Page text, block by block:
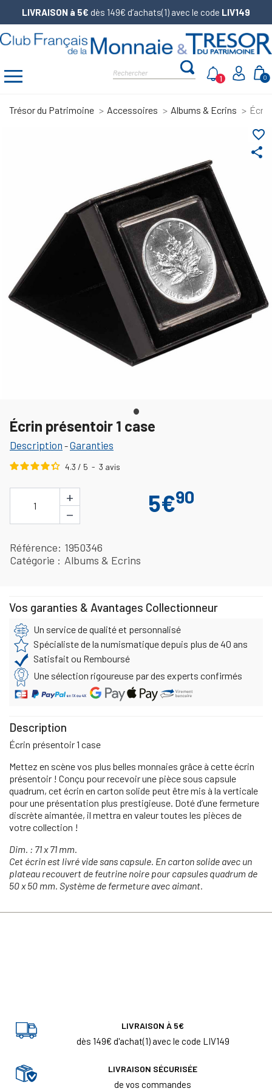
LIVRAISON à 5€ dès 149€ d’achats(1) avec le code LIV149
0
1
Trésor du Patrimoine Accessoires Albums & Ecrins
share
favorite_border
Écrin présentoir 1 case
Description -Garanties
4.3 / 5 - 3 avis
1
+
−
5€90
Référence 1950346
Catégorie
Albums & Ecrins
Vos garanties & Avantages Collectionneur
Un service de qualité et personnalisé
Spécialiste de la numismatique depuis plus de 40 ans
Satisfait ou Remboursé
Une sélection rigoureuse par des experts confirmés
Description
Écrin présentoir 1 case
Mettez en scène vos plus belles monnaies grâce à cette écrin
présentoir ! Conçu pour recevoir une pièce sous capsule
quadrum, cet écrin en carton solide peut être mis à la verticale
pour une présentation plus prestigieuse. Doté d’une fermeture
discrète aimantée, il mettra en valeur toutes les pièces de
votre collection !
Dim. : 71 x 71 mm.
Cet écrin est livré vide sans capsule. En carton solide avec un
plateau recouvert de feutrine noire pour capsules quadrum de
50 x 50 mm. Système de fermeture avec aimant.
LIVRAISON À 5€
dès 149€ d'achat(1) avec le code LIV149
LIVRAISON SÉCURISÉE
de vos commandes